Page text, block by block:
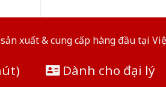
xuất & cung cấp hàng đầu tại
Dành cho đại lý